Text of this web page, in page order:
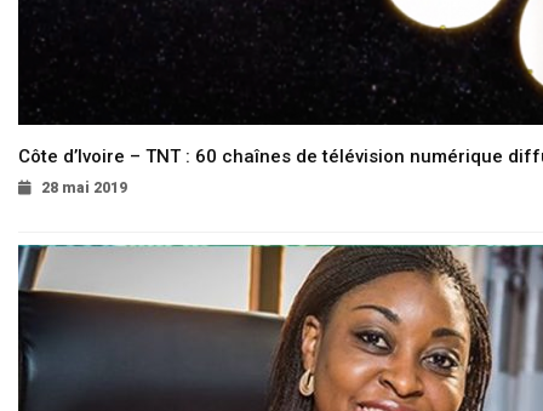
Côte d’Ivoire – TNT : 60 chaînes de télévision numérique
28 mai 2019